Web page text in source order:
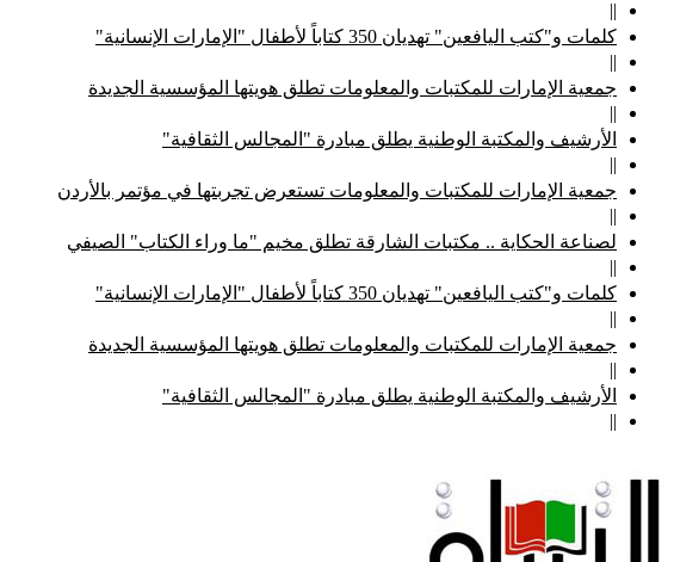
||
كلمات و"كتب اليافعين" تهديان 350 كتاباً لأطفال "الإمارات الإنسانية"
||
جمعية الإمارات للمكتبات والمعلومات تطلق هويتها المؤسسية الجديدة
||
الأرشيف والمكتبة الوطنية يطلق مبادرة "المجالس الثقافية"
||
جمعية الإمارات للمكتبات والمعلومات تستعرض تجربتها في مؤتمر بالأردن
||
لصناعة الحكاية .. مكتبات الشارقة تطلق مخيم "ما وراء الكتاب" الصيفي
||
كلمات و"كتب اليافعين" تهديان 350 كتاباً لأطفال "الإمارات الإنسانية"
||
جمعية الإمارات للمكتبات والمعلومات تطلق هويتها المؤسسية الجديدة
||
الأرشيف والمكتبة الوطنية يطلق مبادرة "المجالس الثقافية"
||